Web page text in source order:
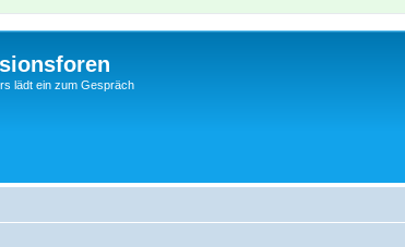
lädt ein zum Gespräch